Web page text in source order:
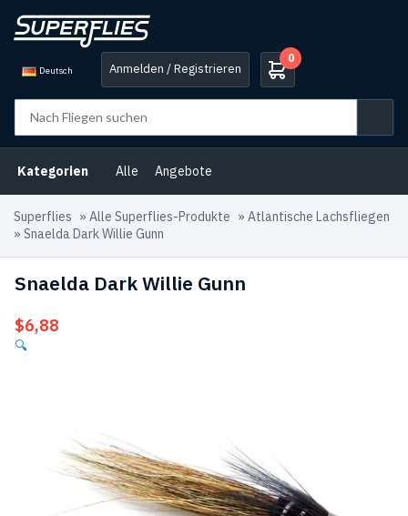
Deutsch Anmelden / Registrieren
0
Kategorien Alle Angebote
Superflies » Alle Superflies-Produkte » Atlantische Lachsfliegen
» Snaelda Dark Willie Gunn
Snaelda Dark Willie Gunn
$6,88
🔍